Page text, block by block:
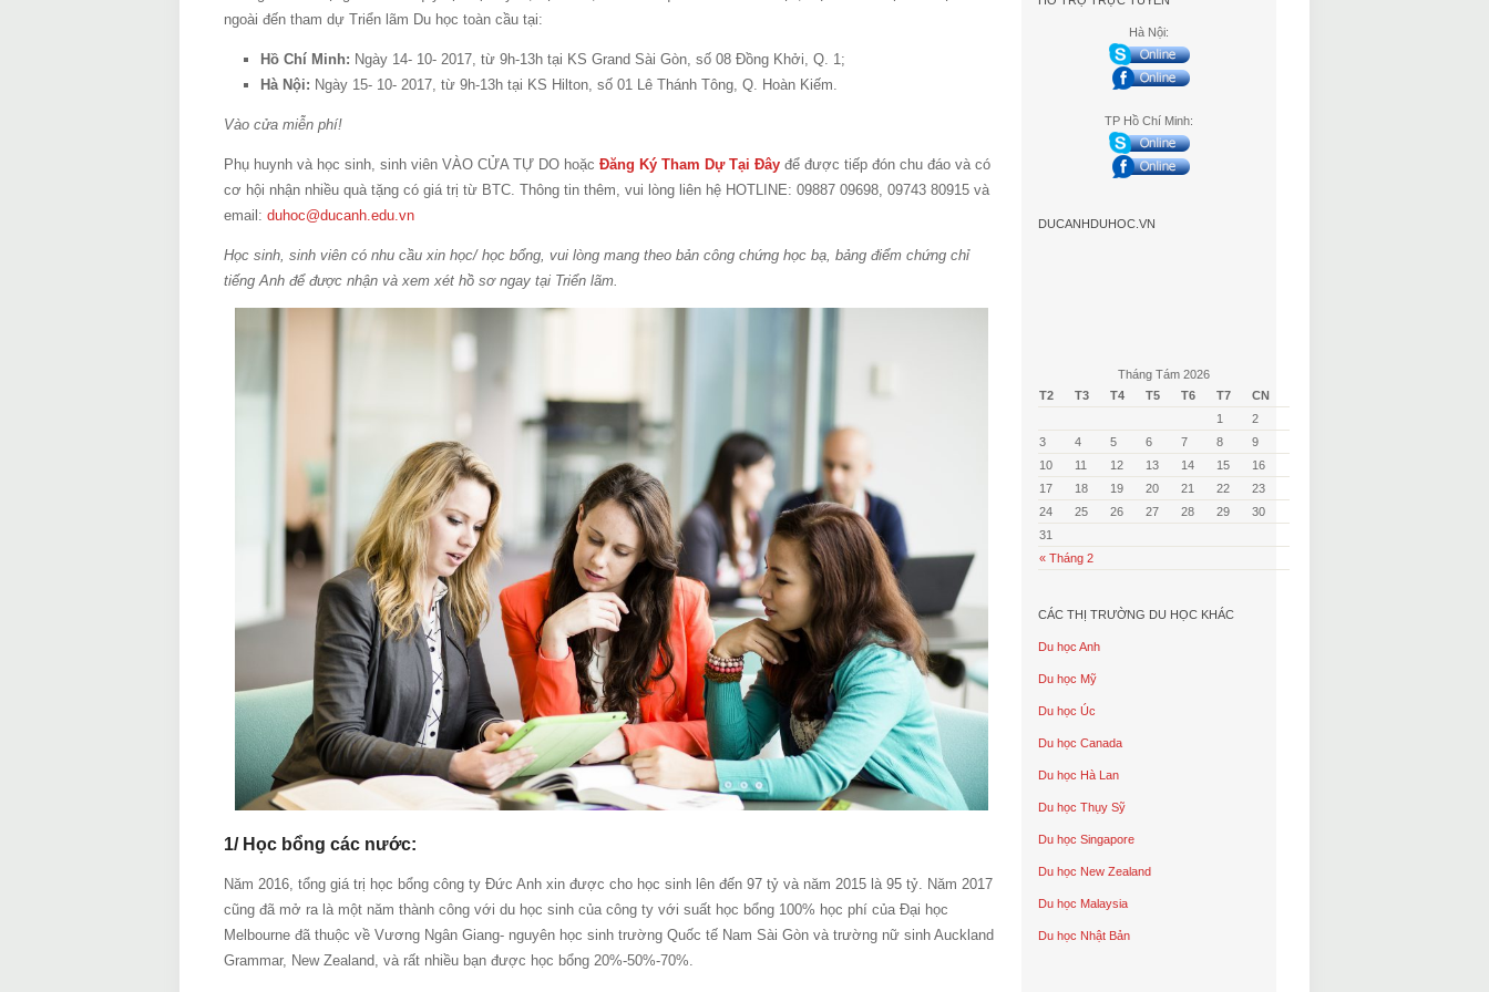
ngoài đến tham dự Triển lãm Du học toàn cầu tại:
Hồ Chí Minh: Ngày 14- 10- 2017, từ 9h-13h tại KS Grand Sài Gòn, số 08 Đồng Khởi, Q. 1;
Hà Nội: Ngày 15- 10- 2017, từ 9h-13h tại KS Hilton, số 01 Lê Thánh Tông, Q. Hoàn Kiếm.
Vào cửa miễn phí!
Phụ huynh và học sinh, sinh viên VÀO CỬA TỰ DO hoặc Đăng Ký Tham Dự Tại Đây để được tiếp đón chu đáo và có
cơ hội nhận nhiều quà tặng có giá trị từ BTC. Thông tin thêm, vui lòng liên hệ HOTLINE: 09887 09698, 09743 80915 và
email: duhoc@ducanh.edu.vn
Học sinh, sinh viên có nhu cầu xin học/ học bổng, vui lòng mang theo bản công chứng học bạ, bảng điểm chứng chỉ
tiếng Anh để được nhận và xem xét hồ sơ ngay tại Triển lãm.
1/ Học bổng các nước:
Năm 2016, tổng giá trị học bổng công ty Đức Anh xin được cho học sinh lên đến 97 tỷ và năm 2015 là 95 tỷ. Năm 2017
cũng đã mở ra là một năm thành công với du học sinh của công ty với suất học bổng 100% học phí của Đại học
Melbourne đã thuộc về Vương Ngân Giang- nguyên học sinh trường Quốc tế Nam Sài Gòn và trường nữ sinh Auckland
Grammar, New Zealand, và rất nhiều bạn được học bổng 20%-50%-70%.
Hà Nội:
TP Hồ Chí Minh:
DUCANHDUHOC.VN
Tháng Tám 2026
T2
T3 T4 T5 T6 T7 CN
« Tháng 2
1
2
3
4 5 6 7 8
9
10
11 12 13 14 15
16
17
18 19 20 21 22
23
24
25 26 27 28 29
30
31
CÁC THỊ TRƯỜNG DU HỌC KHÁC
Du học Anh
Du học Mỹ
Du học Úc
Du học Canada
Du học Hà Lan
Du học Thụy Sỹ
Du học Singapore
Du học New Zealand
Du học Malaysia
Du học Nhật Bản